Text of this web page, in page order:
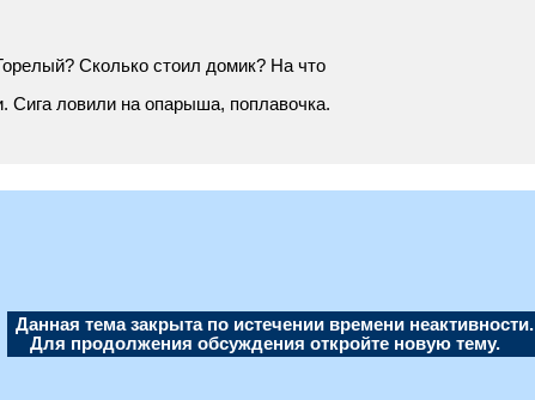
Сколько стоил домик? На что
Сига ловили на опарыша, поплавочка.
Данная тема закрыта по истечении времени неактивности.
Для продолжения обсуждения откройте новую тему.